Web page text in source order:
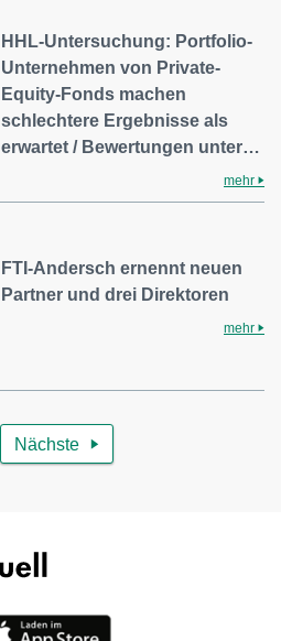
HHL-Untersuchung: Portfolio-
Unternehmen von Private-
Equity-Fonds machen
schlechtere Ergebnisse als
erwartet / Bewertungen unter…
mehr
FTI-Andersch ernennt neuen
Partner und drei Direktoren
mehr
Nächste 